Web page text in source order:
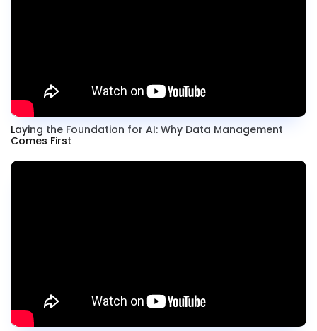
Laying the Foundation for AI: Why Data Management
Comes First